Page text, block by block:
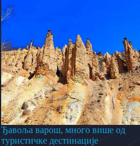
Ђавоља варош, много више од
туристичке дестинације